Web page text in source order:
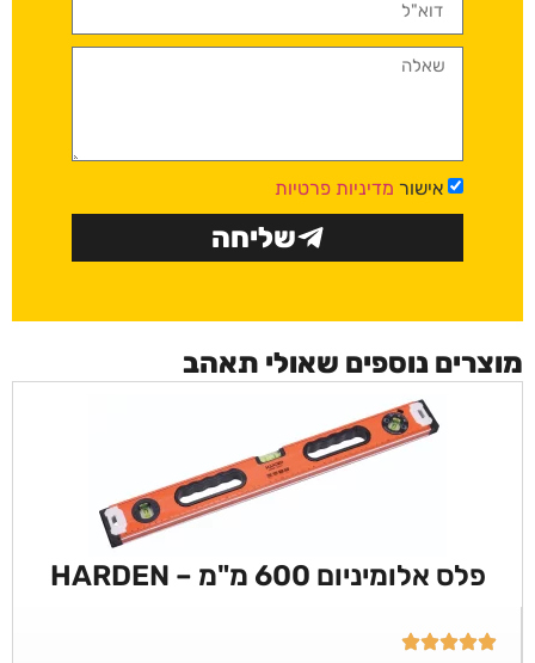
אישור מדיניות פרטיות
שליחה
מוצרים נוספים שאולי תאהב
פלס אלומיניום 600 מ"מ – HARDEN